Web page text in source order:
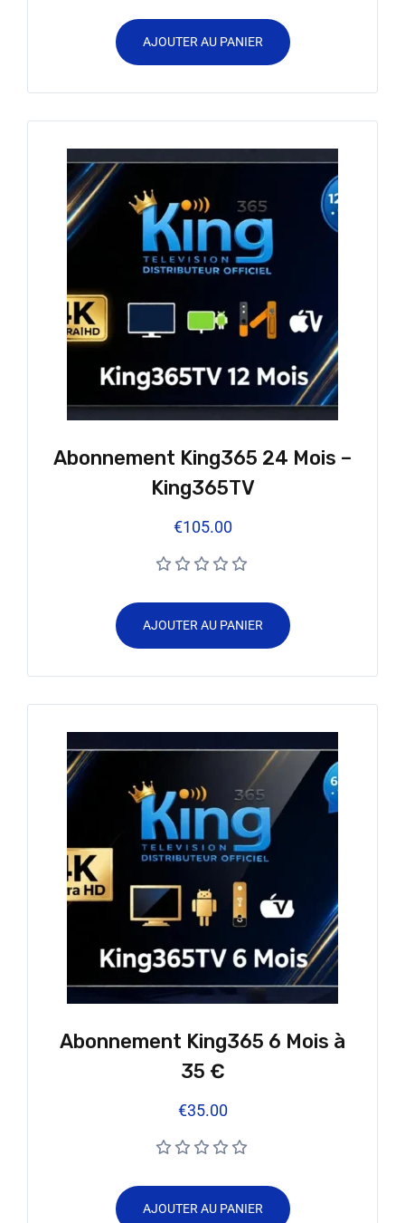
AJOUTER AU PANIER
Abonnement King365 24 Mois –
King365TV
€105.00
AJOUTER AU PANIER
Abonnement King365 6 Mois à
35 €
€35.00
AJOUTER AU PANIER